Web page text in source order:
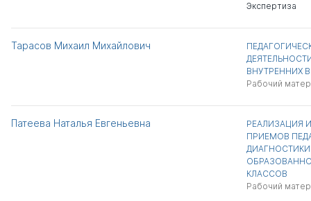
Экспертиза
Тарасов Михаил Михайлович
ВНУТРЕННИХ
Рабочий
Патеева Наталья Евгеньевна
РЕАЛИЗАЦИЯ
ПРИЕМОВ
КЛАССОВ
Рабочий